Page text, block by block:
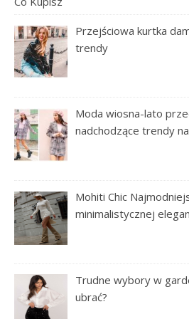
Przejściowa kurtka
trendy
Moda wiosna-lato
nadchodzące trendy
Mohiti Chic
minimalistycznej
Trudne wybory w
ubrać?